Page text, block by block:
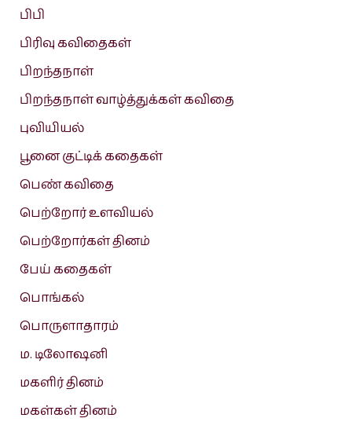
பிபி
பிரிவு கவிதைகள்
பிறந்தநாள்
பிறந்தநாள் வாழ்த்துக்கள் கவிதை
புவியியல்
பூனை குட்டிக் கதைகள்
பெண் கவிதை
பெற்றோர் உளவியல்
பெற்றோர்கள் தினம்
பேய் கதைகள்
பொங்கல்
பொருளாதாரம்
ம. டிலோஷனி
மகளிர் தினம்
மகள்கள் தினம்